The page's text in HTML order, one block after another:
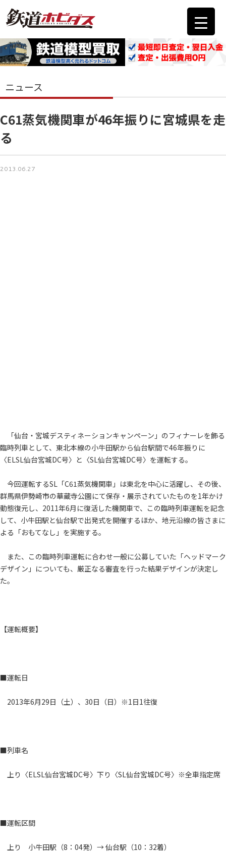
ニュース
C61蒸気機関車が46年振りに宮城県を走
る
2013.06.27
「仙台・宮城デスティネーションキャンペーン」のフィナーレを飾る
臨時列車として、東北本線の小牛田駅から仙台駅間で46年振りに
〈ELSL仙台宮城DC号〉と〈SL仙台宮城DC号〉を運転する。
今回運転するSL「C61蒸気機関車」は東北を中心に活躍し、その後、
群馬県伊勢崎市の華蔵寺公園にて保存・展示されていたものを1年かけ
動態復元し、2011年6月に復活した機関車で、この臨時列車運転を記念
して、小牛田駅と仙台駅で出発式を開催するほか、地元沿線の皆さまに
よる「おもてなし」を実施する。
また、この臨時列車運転に合わせ一般に公募していた「ヘッドマーク
デザイン」についても、厳正なる審査を行った結果デザインが決定し
た。
【運転概要】
■運転日
2013年6月29日（土）、30日（日）※1日1往復
■列車名
上り〈ELSL仙台宮城DC号〉下り〈SL仙台宮城DC号〉※全車指定席
■運転区間
上り 小牛田駅（8：04発）→ 仙台駅（10：32着）